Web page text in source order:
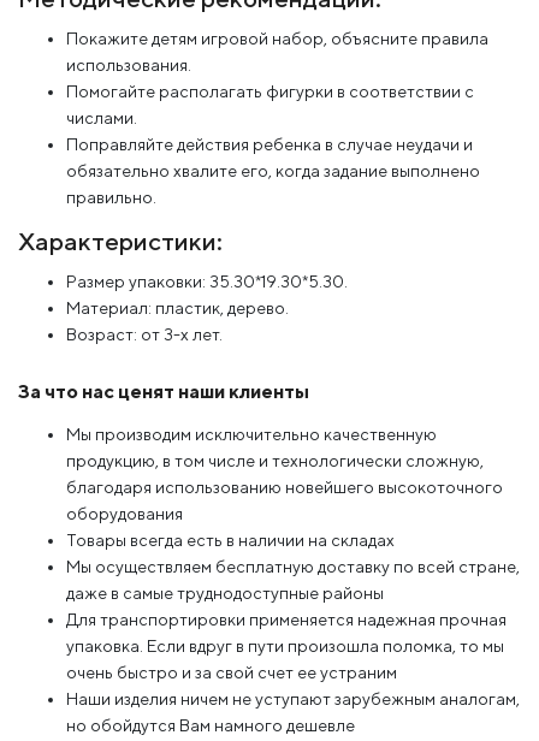
Покажите детям игровой набор, объясните правила
использования.
Помогайте располагать фигурки в соответствии с
числами.
Поправляйте действия ребенка в случае неудачи и
обязательно хвалите его, когда задание выполнено
правильно.
Характеристики:
Размер упаковки: 35.30*19.30*5.30.
Материал: пластик, дерево.
Возраст: от 3-х лет.
За что нас ценят наши клиенты
Мы производим исключительно качественную
продукцию, в том числе и технологически сложную,
благодаря использованию новейшего высокоточного
оборудования
Товары всегда есть в наличии на складах
Мы осуществляем бесплатную доставку по всей стране,
даже в самые труднодоступные районы
Для транспортировки применяется надежная прочная
упаковка. Если вдруг в пути произошла поломка, то мы
очень быстро и за свой счет ее устраним
Наши изделия ничем не уступают зарубежным аналогам,
но обойдутся Вам намного дешевле